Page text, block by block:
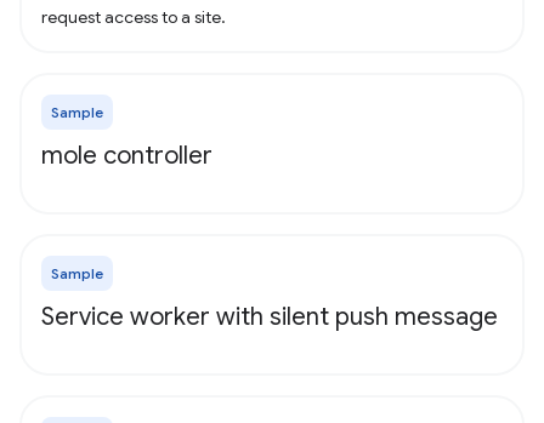
request access to a site.
Sample
mole controller
Sample
Service worker with silent push message